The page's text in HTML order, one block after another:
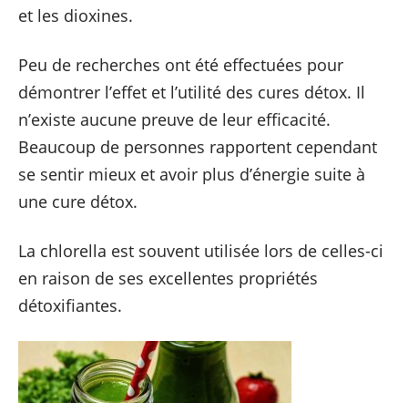
et les dioxines.
Peu de recherches ont été effectuées pour
démontrer l’effet et l’utilité des cures détox. Il
n’existe aucune preuve de leur efficacité.
Beaucoup de personnes rapportent cependant
se sentir mieux et avoir plus d’énergie suite à
une cure détox.
La chlorella est souvent utilisée lors de celles-ci
en raison de ses excellentes propriétés
détoxifiantes.